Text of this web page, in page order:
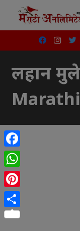
लहान
Facebook
WhatsApp
Pinterest
Share